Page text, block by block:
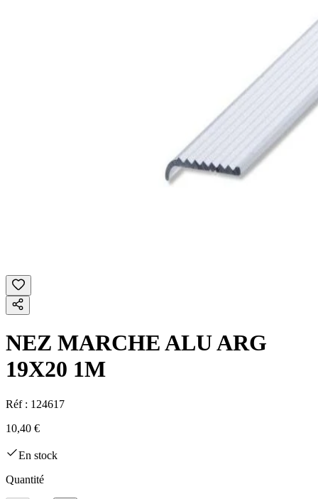
NEZ MARCHE ALU ARG
19X20 1M
Réf : 124617
10,40 €
En stock
Quantité